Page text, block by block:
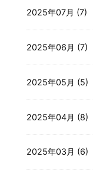
2025年07月 (7)
2025年06月 (7)
2025年05月 (5)
2025年04月 (8)
2025年03月 (6)